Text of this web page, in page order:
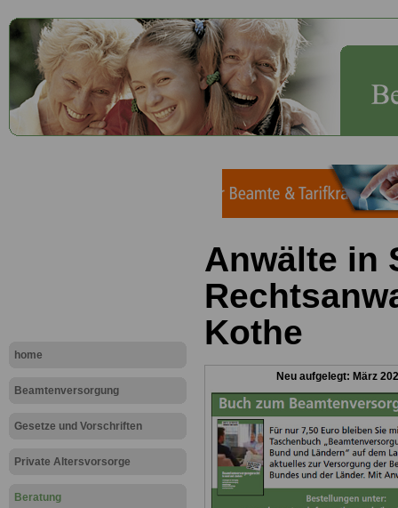
home
Beamtenversorgung
Gesetze und Vorschriften
Private Altersvorsorge
Beratung
Anwälte in
Kothe
Neu aufgelegt: März